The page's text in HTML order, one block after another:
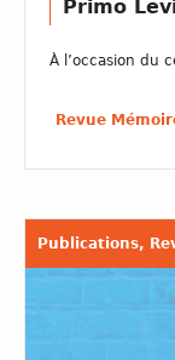
Primo
À l’occasion du
Revue
Publications,